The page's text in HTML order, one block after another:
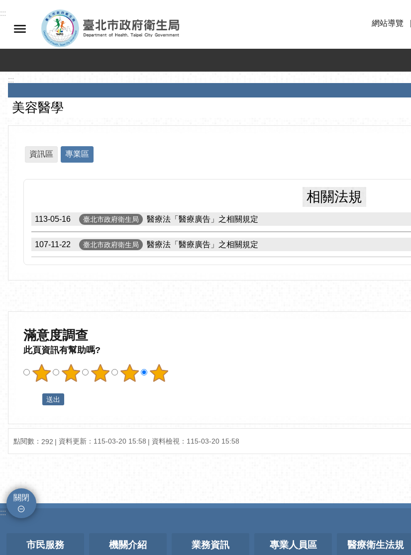
跳到主要內容區塊
:::
網站導覽
:::
美容醫學
資訊區 專業區
相關法規
113-05-16 臺北市政府衛生局 醫療法「醫療廣告」之相關規定
107-11-22 臺北市政府衛生局 醫療法「醫療廣告」之相關規定
滿意度調查
此頁資訊有幫助嗎?
點閱數： 292 資料更新： 115-03-20 15:58 資料檢視： 115-03-20 15:58
關閉
:::
市民服務 機關介紹 業務資訊 專業人員區 醫療衛生法規